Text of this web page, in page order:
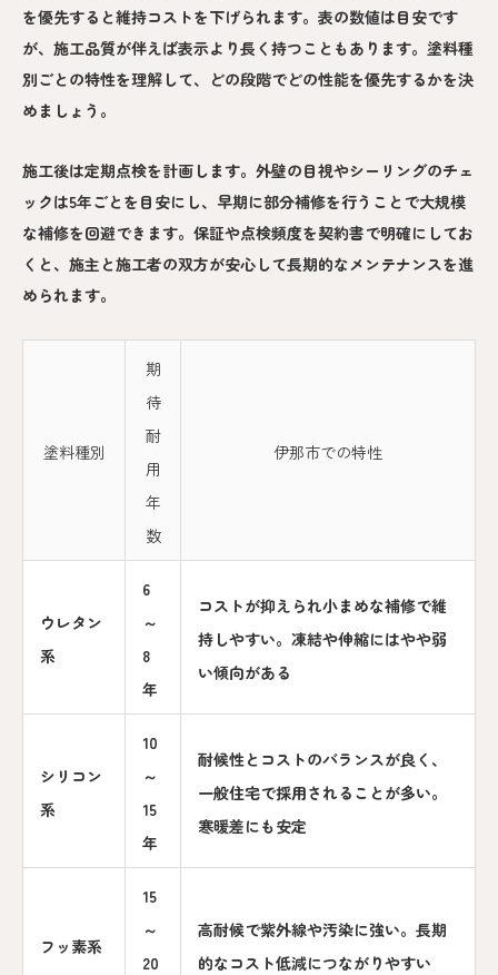
を優先すると維持コストを下げられます。表の数値は目安です
が、施工品質が伴えば表示より長く持つこともあります。塗料種
別ごとの特性を理解して、どの段階でどの性能を優先するかを決
めましょう。
施工後は定期点検を計画します。外壁の目視やシーリングのチェ
ックは5年ごとを目安にし、早期に部分補修を行うことで大規模
な補修を回避できます。保証や点検頻度を契約書で明確にしてお
くと、施主と施工者の双方が安心して長期的なメンテナンスを進
められます。
塗料種別
期
待
耐
用
年
数
伊那市での特性
ウレタン
系
6
～
8
年
コストが抑えられ小まめな補修で維
持しやすい。凍結や伸縮にはやや弱
い傾向がある
シリコン
系
10
～
15
年
耐候性とコストのバランスが良く、
一般住宅で採用されることが多い。
寒暖差にも安定
フッ素系
15
～
20
高耐候で紫外線や汚染に強い。長期
的なコスト低減につながりやすい